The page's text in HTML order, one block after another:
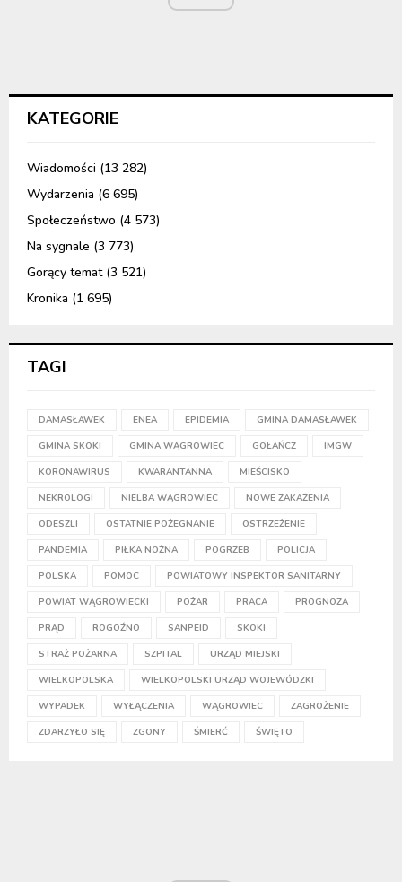
KATEGORIE
Wiadomości (13 282)
Wydarzenia (6 695)
Społeczeństwo (4 573)
Na sygnale (3 773)
Gorący temat(3 521)
Kronika (1 695)
TAGI
DAMASŁAWEK ENEA EPIDEMIA GMINA DAMASŁAWEK
GMINA SKOKI GMINA WĄGROWIEC GOŁAŃCZ IMGW
KORONAWIRUS KWARANTANNA MIEŚCISKO
NEKROLOGI NIELBA WĄGROWIEC NOWE ZAKAŻENIA
ODESZLI OSTATNIE POŻEGNANIE OSTRZEŻENIE
PANDEMIA PIŁKA NOŻNA POGRZEB POLICJA
POLSKA POMOC POWIATOWY INSPEKTOR SANITARNY
POWIAT WĄGROWIECKI POŻAR PRACA PROGNOZA
PRĄD ROGOŹNO SANPEID SKOKI
STRAŻ POŻARNA SZPITAL URZĄD MIEJSKI
WIELKOPOLSKA WIELKOPOLSKI URZĄD WOJEWÓDZKI
WYPADEK WYŁĄCZENIA WĄGROWIEC ZAGROŻENIE
ZDARZYŁO SIĘ ZGONY ŚMIERĆ ŚWIĘTO